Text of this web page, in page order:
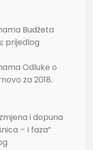
Budžeta
prijedlog
Odluke o
za 2018.
i dopuna
– I faza”